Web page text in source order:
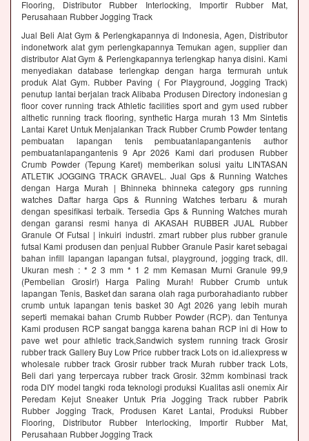
Flooring, Distributor Rubber Interlocking, Importir Rubber Mat,
Perusahaan Rubber Jogging Track
Jual Beli Alat Gym & Perlengkapannya di Indonesia, Agen, Distributor
indonetwork alat gym perlengkapannya Temukan agen, supplier dan
distributor Alat Gym & Perlengkapannya terlengkap hanya disini. Kami
menyediakan database terlengkap dengan harga termurah untuk
produk Alat Gym. Rubber Paving ( For Playground, Jogging Track)
penutup lantai berjalan track Alibaba Produsen Directory indonesian g
floor cover running track Athletic facilities sport and gym used rubber
althetic running track flooring, synthetic Harga murah 13 Mm Sintetis
Lantai Karet Untuk Menjalankan Track Rubber Crumb Powder tentang
pembuatan lapangan tenis pembuatanlapangantenis author
pembuatanlapangantenis 9 Apr 2026 Kami dari produsen Rubber
Crumb Powder (Tepung Karet) memberikan solusi yaitu LINTASAN
ATLETIK JOGGING TRACK GRAVEL. Jual Gps & Running Watches
dengan Harga Murah | Bhinneka bhinneka category gps running
watches Daftar harga Gps & Running Watches terbaru & murah
dengan spesifikasi terbaik. Tersedia Gps & Running Watches murah
dengan garansi resmi hanya di AKASAH RUBBER JUAL Rubber
Granule Of Futsal | inkuiri industri. zmart rubber plus rubber granule
futsal Kami produsen dan penjual Rubber Granule Pasir karet sebagai
bahan infill lapangan lapangan futsal, playground, jogging track, dll.
Ukuran mesh : * 2 3 mm * 1 2 mm Kemasan Murni Granule 99,9
(Pembelian Grosir!) Harga Paling Murah! Rubber Crumb untuk
lapangan Tenis, Basket dan sarana olah raga purborahadianto rubber
crumb untuk lapangan tenis basket 30 Agt 2026 yang lebih murah
seperti memakai bahan Crumb Rubber Powder (RCP). dan Tentunya
Kami produsen RCP sangat bangga karena bahan RCP ini di How to
pave wet pour athletic track,Sandwich system running track Grosir
rubber track Gallery Buy Low Price rubber track Lots on id.aliexpress w
wholesale rubber track Grosir rubber track Murah rubber track Lots,
Beli dari yang terpercaya rubber track Grosir. 32mm kombinasi track
roda DIY model tangki roda teknologi produksi Kualitas asli onemix Air
Peredam Kejut Sneaker Untuk Pria Jogging Track rubber Pabrik
Rubber Jogging Track, Produsen Karet Lantai, Produksi Rubber
Flooring, Distributor Rubber Interlocking, Importir Rubber Mat,
Perusahaan Rubber Jogging Track